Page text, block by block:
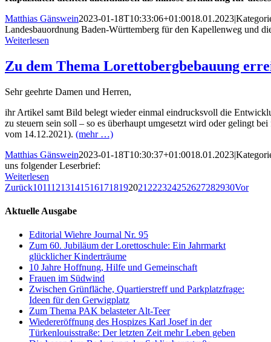
Matthias Gänswein2023-01-18T10:33:06+01:0018.01.2023|
Landesbauordnung Baden-Württemberg für den Kapellenweg und
Weiterlesen
Zu dem Thema Lorettobergbebauung
Sehr geehrte Damen und Herren,
ihr Artikel samt Bild belegt wieder einmal eindrucksvoll die
zu steuern sein soll – so es überhaupt umgesetzt wird oder gelingt
vom 14.12.2021). (mehr …)
Matthias Gänswein2023-01-18T10:30:37+01:0018.01.2023|
uns folgender Leserbrief:
Weiterlesen
Zurück101112131415161718192021 222324252627282930Vor
Aktuelle Ausgabe
Editorial Wiehre Journal Nr. 95
Zum 60. Jubiläum der Lorettoschule: Ein Jahrmarkt
glücklicher Kinderträume
10 Jahre Hoffnung, Hilfe und Gemeinschaft
Frauen im Südwind
Zwischen Grünfläche, Quartierstreff und Parkplatzfrage:
Ideen für den Gerwigplatz
Zum Thema PAK belasteter Alt-Teer
Wiedereröffnung des Hospizes Karl Josef in der
Türkenlouisstraße: Der letzten Zeit mehr Leben geben